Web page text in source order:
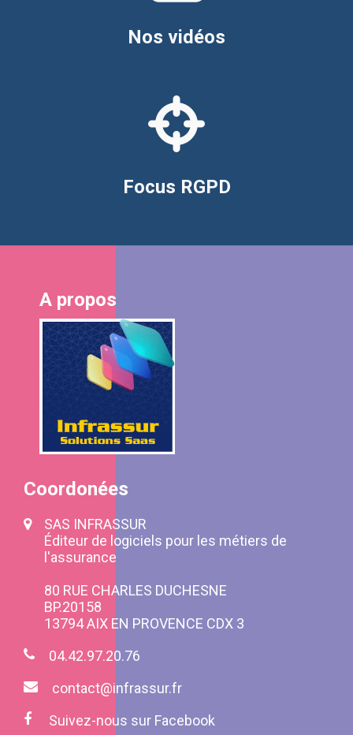
Nos vidéos
Focus RGPD
A propos
Coordonées
SAS INFRASSUR
Éditeur de logiciels pour les métiers de
l'assurance
80 RUE CHARLES DUCHESNE
BP.20158
13794 AIX EN PROVENCE CDX 3
04.42.97.20.76
contact@infrassur.fr
Suivez-nous sur Facebook